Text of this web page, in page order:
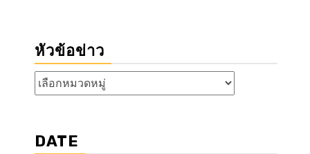
หัวข้อข่าว
หัวข้อ
ข่าว
DATE